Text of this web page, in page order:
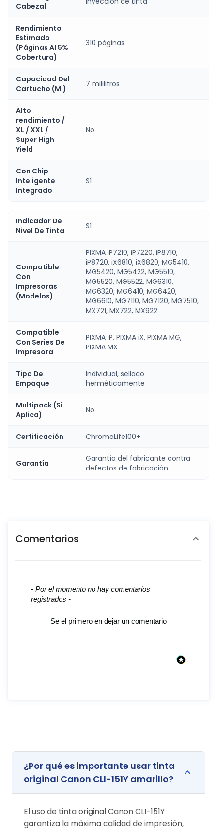
Cabezal
Rendimiento
Estimado
(Páginas Al 5%
Cobertura)
310 páginas
Capacidad Del
Cartucho (Ml)
7 mililitros
Alto
rendimiento /
XL / XXL /
Super High
Yield
No
Con Chip
Inteligente
Integrado
Sí
Indicador De
Nivel De Tinta
Sí
Compatible
Con
Impresoras
(Modelos)
PIXMA iP7210, iP7220, iP8710,
iP8720, iX6810, iX6820, MG5410,
MG5420, MG5422, MG5510,
MG5520, MG5522, MG6310,
MG6320, MG6410, MG6420,
MG6610, MG7110, MG7120, MG7510,
MX721, MX722, MX922
Compatible
Con Series De
Impresora
PIXMA iP, PIXMA iX, PIXMA MG,
PIXMA MX
Tipo De
Empaque
Individual, sellado
herméticamente
Multipack (Si
Aplica)
No
Certificación ChromaLife100+
Garantía
Garantía del fabricante contra
defectos de fabricación
Comentarios
- Por el momento no hay comentarios
registrados -
Se el primero en dejar un comentario
New content loaded
¿Por qué es importante usar tinta
original Canon CLI-151Y amarillo?
El uso de tinta original Canon CLI-151Y
garantiza la máxima calidad de impresión,